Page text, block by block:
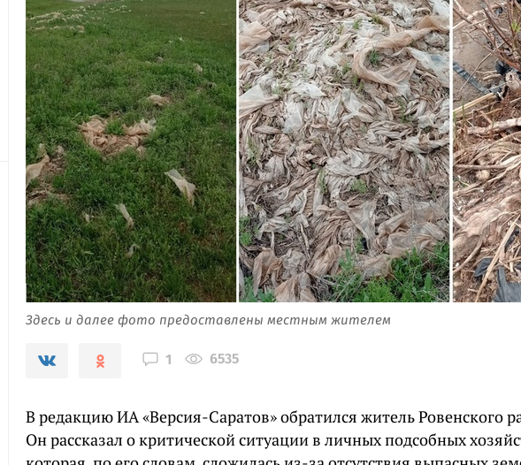
Здесь и далее фото предоставлены местным жителем
1 6535
В редакцию ИА «Версия-Саратов» обратился житель Ровенского
Он рассказал о критической ситуации в личных подсобных